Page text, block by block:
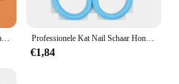
1Pc Lichtgevende Schedel Kat Haarklauw-Duurzame Acryl Haai Clip, Geschikt Voor Vrouwen, Y 2K Punk Stijl, Geschikt Voor Halloween Professionele Kat Nail Schaar Hond Nagelknipper Teen Klauw Trimmer Pet Grooming Supplies Producten Voor Kleine Honden Hond Gadgets
€1,84